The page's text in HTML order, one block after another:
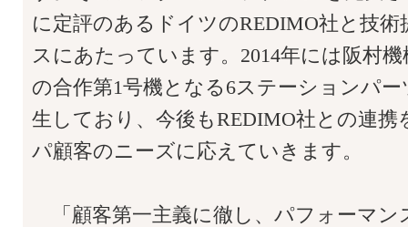
に定評のあるドイツのREDIMO社と技
スにあたっています。2014年には阪村
の合作第1号機となる6ステーションパ
生しており、今後もREDIMO社との連携
パ顧客のニーズに応えていきます。
「顧客第一主義に徹し、パフォーマン